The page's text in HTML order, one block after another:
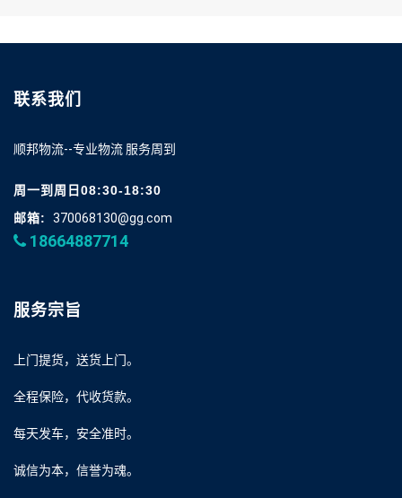
联系我们
顺邦物流--专业物流 服务周到
周一到周日08:30-18:30
邮箱:
370068130@gg.com
18664887714
服务宗旨
上门提货，送货上门。
全程保险，代收货款。
每天发车，安全准时。
诚信为本，信誉为魂。